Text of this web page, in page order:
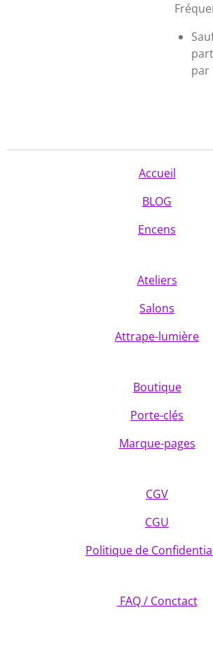
par
Accueil
BLOG
Encens
Ateliers
Salons
Attrape-lumière
Boutique
Porte-clés
Marque-pages
CGV
CGU
Politique de
FAQ / Conctact